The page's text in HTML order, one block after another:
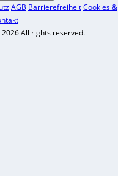
AGB BarrierefreiheitCookies &
All rights reserved.